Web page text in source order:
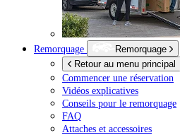
Remorquage
Remorquage
Retour au menu principal
Commencer une réservation
Vidéos explicatives
Conseils pour le remorquage
FAQ
Attaches et accessoires